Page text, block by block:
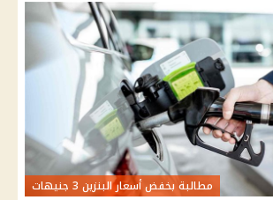
مطالبة بخفض أسعار البنزين 3 جنيهات